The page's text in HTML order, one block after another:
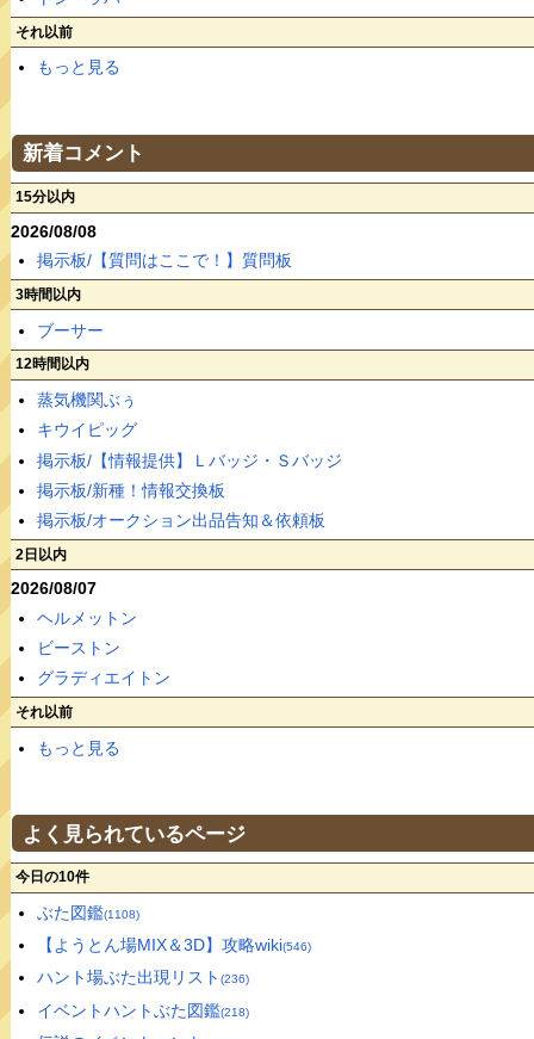
それ以前
もっと見る
新着コメント
15分以内
2026/08/08
掲示板/【質問はここで！】質問板
3時間以内
ブーサー
12時間以内
蒸気機関ぶぅ
キウイピッグ
掲示板/【情報提供】Ｌバッジ・Ｓバッジ
掲示板/新種！情報交換板
掲示板/オークション出品告知＆依頼板
2日以内
2026/08/07
ヘルメットン
ビーストン
グラディエイトン
それ以前
もっと見る
よく見られているページ
今日の10件
ぶた図鑑(1108)
【ようとん場MIX＆3D】攻略wiki(546)
ハント場ぶた出現リスト (236)
イベントハントぶた図鑑(218)